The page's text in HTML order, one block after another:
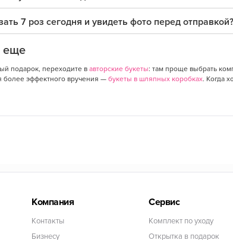
7 роз сегодня и увидеть фото перед отправкой?
еще
подарок, переходите в авторские букеты: там проще выбрать
более эффектного вручения — букеты в шляпных коробках. Когда
Компания
Контакты
Бизнесу
Сервис
Комплект по уходу
Открытка в подарок